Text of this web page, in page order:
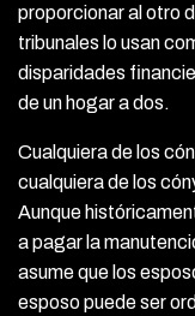
proporcionar al otro
tribunales lo usan
disparidades
de un hogar a dos.
Cualquiera de los
cualquiera de los
Aunque
a pagar la
asume que los
esposo puede ser